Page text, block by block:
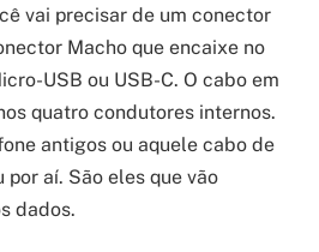
vai precisar de um conector
Macho que encaixe no
USB ou USB-C. O cabo em
quatro condutores internos.
antigos ou aquele cabo de
aí. São eles que vão
dados.